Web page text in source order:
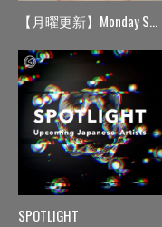
【月曜更新】Monday Spin
SPOTLIGHT